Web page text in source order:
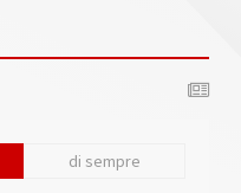
di sempre